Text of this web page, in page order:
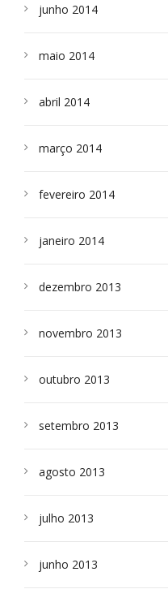
junho 2014
maio 2014
abril 2014
março 2014
fevereiro 2014
janeiro 2014
dezembro 2013
novembro 2013
outubro 2013
setembro 2013
agosto 2013
julho 2013
junho 2013